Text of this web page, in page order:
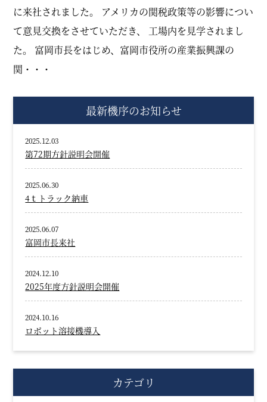
に来社されました。 アメリカの関税政策等の影響につい
て意見交換をさせていただき、 工場内を見学されまし
た。 富岡市長をはじめ、富岡市役所の産業振興課の
関・・・
最新機序のお知らせ
第72期方針説明会開催
2025.12.03
4ｔトラック納車
2025.06.30
富岡市長来社
2025.06.07
2025年度方針説明会開催
2024.12.10
ロボット溶接機導入
2024.10.16
カテゴリ